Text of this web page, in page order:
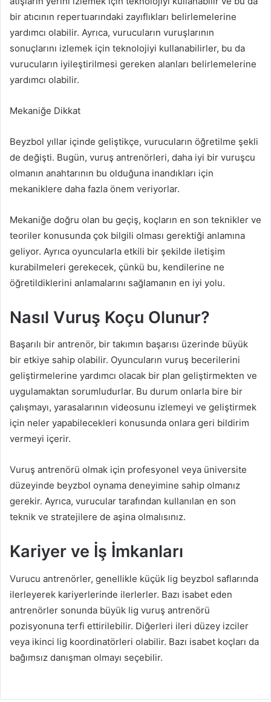
bir atıcının repertuarındaki zayıflıkları belirlemelerine
yardımcı olabilir. Ayrıca, vurucuların vuruşlarının
sonuçlarını izlemek için teknolojiyi kullanabilirler, bu da
vurucuların iyileştirilmesi gereken alanları belirlemelerine
yardımcı olabilir.
Mekaniğe Dikkat
Beyzbol yıllar içinde geliştikçe, vurucuların öğretilme şekli
de değişti. Bugün, vuruş antrenörleri, daha iyi bir vuruşcu
olmanın anahtarının bu olduğuna inandıkları için
mekaniklere daha fazla önem veriyorlar.
Mekaniğe doğru olan bu geçiş, koçların en son teknikler ve
teoriler konusunda çok bilgili olması gerektiği anlamına
geliyor. Ayrıca oyuncularla etkili bir şekilde iletişim
kurabilmeleri gerekecek, çünkü bu, kendilerine ne
öğretildiklerini anlamalarını sağlamanın en iyi yolu.
Nasıl Vuruş Koçu Olunur?
Başarılı bir antrenör, bir takımın başarısı üzerinde büyük
bir etkiye sahip olabilir. Oyuncuların vuruş becerilerini
geliştirmelerine yardımcı olacak bir plan geliştirmekten ve
uygulamaktan sorumludurlar. Bu durum onlarla bire bir
çalışmayı, yarasalarının videosunu izlemeyi ve geliştirmek
için neler yapabilecekleri konusunda onlara geri bildirim
vermeyi içerir.
Vuruş antrenörü olmak için profesyonel veya üniversite
düzeyinde beyzbol oynama deneyimine sahip olmanız
gerekir. Ayrıca, vurucular tarafından kullanılan en son
teknik ve stratejilere de aşina olmalısınız.
Kariyer ve İş İmkanları
Vurucu antrenörler, genellikle küçük lig beyzbol saflarında
ilerleyerek kariyerlerinde ilerlerler. Bazı isabet eden
antrenörler sonunda büyük lig vuruş antrenörü
pozisyonuna terfi ettirilebilir. Diğerleri ileri düzey izciler
veya ikinci lig koordinatörleri olabilir. Bazı isabet koçları da
bağımsız danışman olmayı seçebilir.